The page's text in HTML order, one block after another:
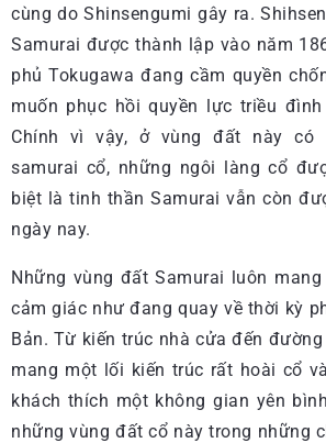
cùng do Shinsengumi gây ra.
Samurai được thành lập vào năm
phủ Tokugawa đang cầm quyền
muốn phục hồi quyền lực triều
Chính vì vậy, ở vùng đất này có
samurai cổ, những ngôi làng cổ
biệt là tinh thần Samurai vẫn còn
ngày nay.
Những vùng đất Samurai luôn
cảm giác như đang quay về thời kỳ
Bản. Từ kiến trúc nhà cửa đến
mang một lối kiến trúc rất hoài cổ
khách thích một không gian yên
những vùng đất cổ này trong những